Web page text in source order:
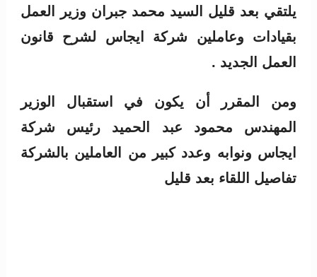
يلتقي بعد قليل السيد محمد جبران وزير العمل
بقيادات وعاملين شركة ايجاس لشرح قانون
العمل الجديد .
ومن المقرر أن يكون في استقبال الوزير
المهندس محمود عبد الحميد رئيس شركة
ايجاس ونوابه وعدد كبير من العاملين بالشركة
تفاصيل اللقاء بعد قليل